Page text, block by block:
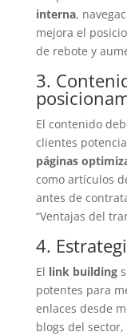
interna,
mejora el
de rebote y
3.
El contenido
clientes
páginas
como artículos
antes de
“Ventajas del
4.
El link building
potentes para
enlaces desde
blogs del